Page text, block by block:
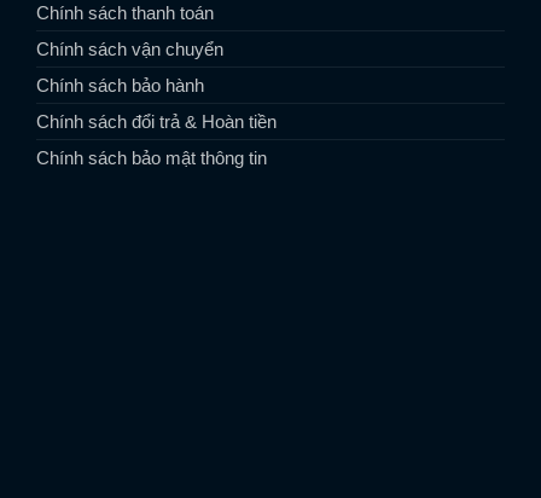
Chính sách thanh toán
Chính sách vận chuyển
Chính sách bảo hành
Chính sách đổi trả & Hoàn tiền
Chính sách bảo mật thông tin